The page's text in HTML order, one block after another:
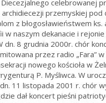
celebrowanej
archidiecezji przemyskiej
z błogosławieństwem ks.
w naszym dekanacie i
8 grudnia 2000r. chór
przez radio „Fara”
nowego kościoła w
P. Myśliwca. W
11 listopada 2001 r. chór
dał koncert pieśni